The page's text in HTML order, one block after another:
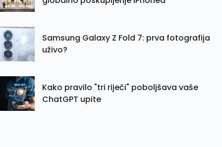
Samsung Galaxy Z Fold 7: prva fotografija
uživo?
Kako pravilo "tri riječi" poboljšava vaše
ChatGPT upite